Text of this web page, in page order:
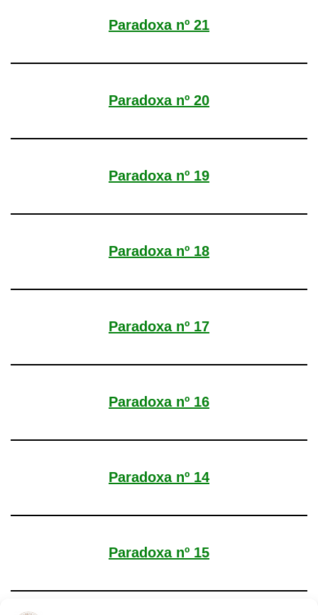
Paradoxa nº 21
Paradoxa nº 20
Paradoxa nº 19
Paradoxa nº 18
Paradoxa nº 17
Paradoxa nº 16
Paradoxa nº 14
Paradoxa nº 15